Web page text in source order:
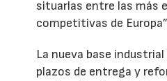
situarlas entre las más
competitivas de
La nueva base
plazos de entrega y